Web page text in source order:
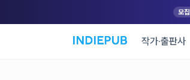
모집
작가·출판사